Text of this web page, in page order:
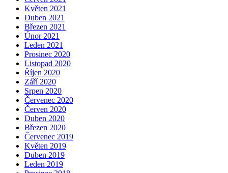
Květen 2021
Duben 2021
Březen 2021
Únor 2021
Leden 2021
Prosinec 2020
Listopad 2020
Říjen 2020
Září 2020
Srpen 2020
Červenec 2020
Červen 2020
Duben 2020
Březen 2020
Červenec 2019
Květen 2019
Duben 2019
Leden 2019